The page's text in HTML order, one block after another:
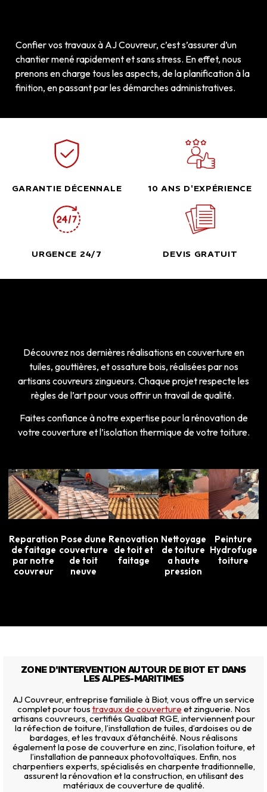
Confier vos travaux à AJ Couvreur, c’est s’assurer d’un
chantier mené rapidement et sans stress. En effet, nous
prenons en charge tous les aspects, de la planification à la
finition, en passant par les démarches administratives.
GARANTIE DÉCENNALE 10 ANS D'EXPÉRIENCE
URGENCE 24/7 DEVIS GRATUIT
Découvrez nos dernières réalisations en couverture en
tuiles, gouttières, et ossature bois, réalisées par nos
artisans couvreurs zingueurs. Chaque projet respecte les
règles de l’art pour vous offrir un travail de qualité.
Faites confiance à notre expertise pour la rénovation de
votre couverture et l’isolation thermique de votre toiture.
Reparation
de faitage
par notre
couvreur
Pose dune
couverture
de toit
neuve
Renovation
de toit et
faitage
Nettoyage
de toiture
a haute
pression
Peinture
Hydrofuge
toiture
ZONE D'INTERVENTION AUTOUR DE BIOT ET DANS
LES ALPES-MARITIMES
AJ Couvreur, entreprise familiale à Biot, vous offre un service
complet pour tous travaux de couverture et zinguerie. Nos
artisans couvreurs, certifiés Qualibat RGE, interviennent pour
la réfection de toiture, l’installation de tuiles, d’ardoises ou de
bardages, et les travaux d’étanchéité. Nous réalisons
également la pose de couverture en zinc, l’isolation toiture, et
l’installation de panneaux photovoltaïques. Enfin, nos
charpentiers experts, spécialisés en charpente traditionnelle,
assurent la rénovation et la construction, en utilisant des
matériaux de couverture de qualité.